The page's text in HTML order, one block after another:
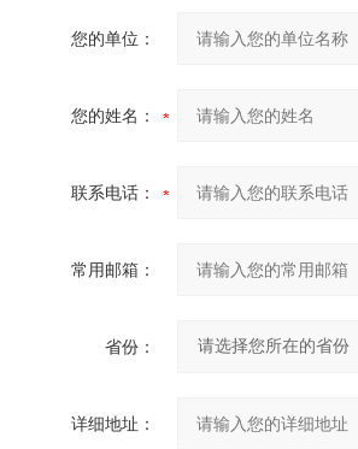
您的单位：
您的姓名：
联系电话：
常用邮箱：
省份：
详细地址：